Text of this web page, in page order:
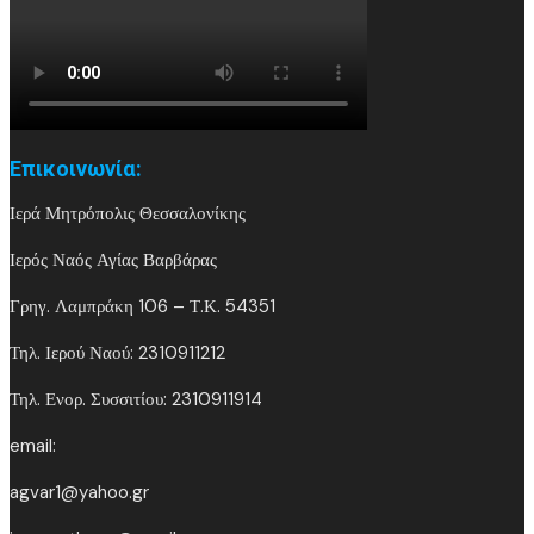
Επικοινωνία:
Ιερά Μητρόπολις Θεσσαλονίκης
Ιερός Ναός Αγίας Βαρβάρας
Γρηγ. Λαμπράκη 106 – Τ.Κ. 54351
Τηλ. Ιερού Ναού: 2310911212
Τηλ. Ενορ. Συσσιτίου: 2310911914
email:
agvar1@yahoo.gr